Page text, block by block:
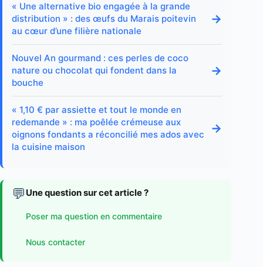
« Une alternative bio engagée à la grande
distribution » : des œufs du Marais poitevin
au cœur d’une filière nationale
→
Nouvel An gourmand : ces perles de coco
nature ou chocolat qui fondent dans la
bouche
→
« 1,10 € par assiette et tout le monde en
redemande » : ma poêlée crémeuse aux
oignons fondants a réconcilié mes ados avec
la cuisine maison
→
💬 Une question sur cet article ?
Poser ma question en commentaire
Nous contacter